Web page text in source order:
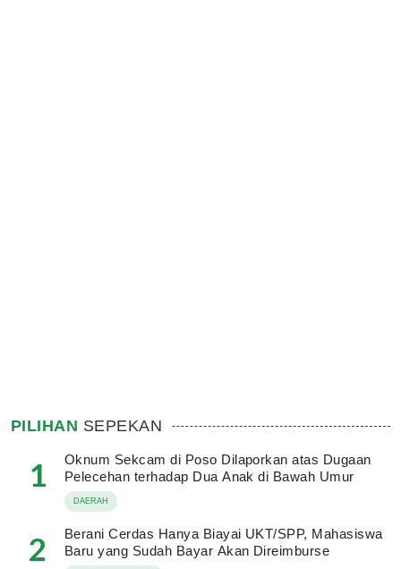
PILIHAN SEPEKAN
1
Oknum Sekcam di Poso Dilaporkan atas Dugaan
Pelecehan terhadap Dua Anak di Bawah Umur
DAERAH
2
Berani Cerdas Hanya Biayai UKT/SPP, Mahasiswa
Baru yang Sudah Bayar Akan Direimburse